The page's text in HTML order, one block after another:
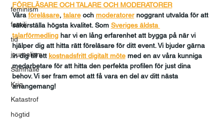
feminism
familj
tid
journalism
Samhälle
Krig
Katastrof
högtid
FÖRELÄSARE OCH TALARE OCH MODERATORER
Våra föreläsare, talare och moderatorer noggrant utvalda för att
säkerställa högsta kvalitet. Som Sveriges äldsta
talarförmedling har vi en lång erfarenhet att bygga på när vi
hjälper dig att hitta rätt föreläsare för ditt event. Vi bjuder gärna
in dig till ett kostnadsfritt digitalt möte med en av våra kunniga
medarbetare för att hitta den perfekta profilen för just dina
behov. Vi ser fram emot att få vara en del av ditt nästa
arrangemang!